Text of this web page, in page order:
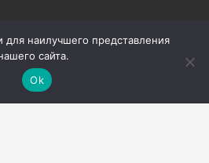
наилучшего представления
сайта.
Ok